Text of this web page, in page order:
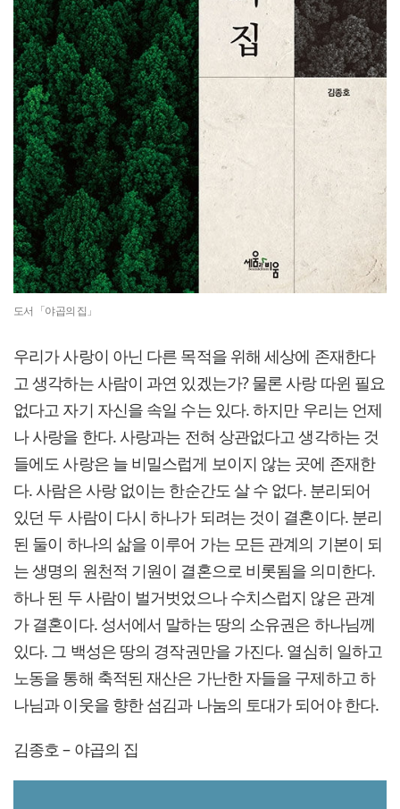
도서 「야곱의 집」
우리가 사랑이 아닌 다른 목적을 위해 세상에 존재한다
고 생각하는 사람이 과연 있겠는가? 물론 사랑 따윈 필요
없다고 자기 자신을 속일 수는 있다. 하지만 우리는 언제
나 사랑을 한다. 사랑과는 전혀 상관없다고 생각하는 것
들에도 사랑은 늘 비밀스럽게 보이지 않는 곳에 존재한
다. 사람은 사랑 없이는 한순간도 살 수 없다. 분리되어
있던 두 사람이 다시 하나가 되려는 것이 결혼이다. 분리
된 둘이 하나의 삶을 이루어 가는 모든 관계의 기본이 되
는 생명의 원천적 기원이 결혼으로 비롯됨을 의미한다.
하나 된 두 사람이 벌거벗었으나 수치스럽지 않은 관계
가 결혼이다. 성서에서 말하는 땅의 소유권은 하나님께
있다. 그 백성은 땅의 경작권만을 가진다. 열심히 일하고
노동을 통해 축적된 재산은 가난한 자들을 구제하고 하
나님과 이웃을 향한 섬김과 나눔의 토대가 되어야 한다.
김종호 – 야곱의 집